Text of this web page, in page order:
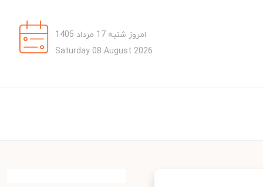
امروز شنبه 17 مرداد 1405
Saturday 08 August 2026